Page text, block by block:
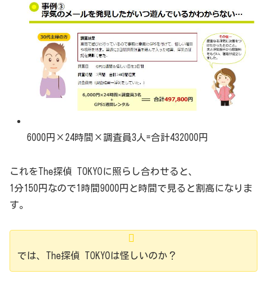
6000円×24時間×調査員3人=合計432000円
これをThe探偵 TOKYOに照らし合わせると、
1分150円なので1時間9000円と時間で見ると割高になりま
す。
では、The探偵 TOKYOは怪しいのか？